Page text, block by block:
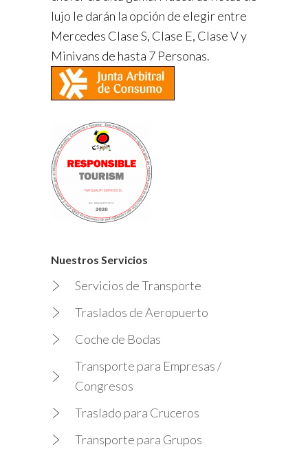
lujo le darán la opción de elegir entre
Mercedes Clase S, Clase E, Clase V y
Minivans de hasta 7 Personas.
Nuestros Servicios
Servicios de Transporte
Traslados de Aeropuerto
Coche de Bodas
Transporte para Empresas /
Congresos
Traslado para Cruceros
Transporte para Grupos